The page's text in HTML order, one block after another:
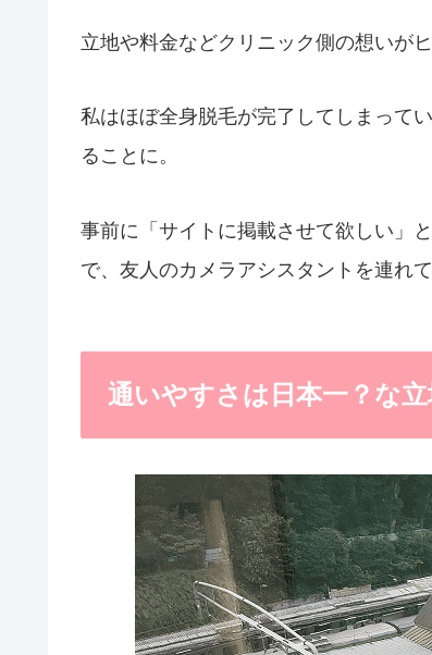
立地や料金などクリニック側の想いが
私はほぼ全身脱毛が完了してしまって
ることに。
事前に「サイトに掲載させて欲しい」
で、友人のカメラアシスタントを連れ
通いやすさは日本一？な